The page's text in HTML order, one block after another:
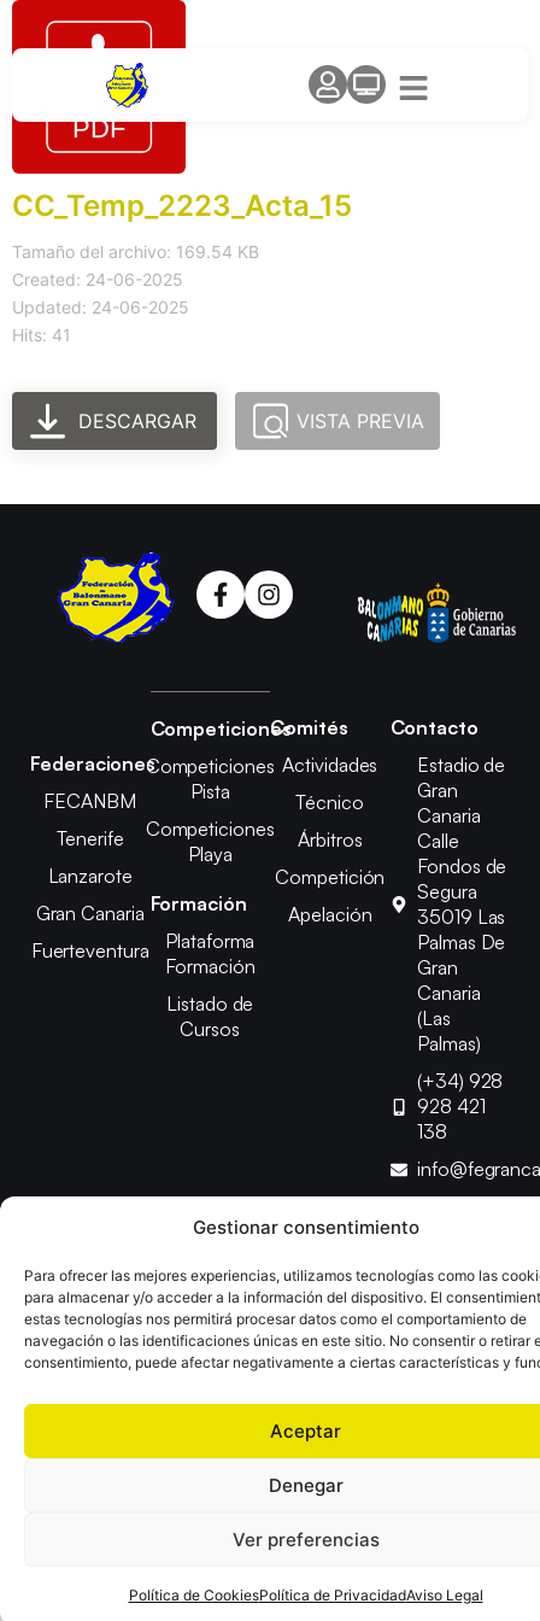
Gestionar consentimiento
Para ofrecer las mejores experiencias, utilizamos tecnologías como las
para almacenar y/o acceder a la información del dispositivo. El
estas tecnologías nos permitirá procesar datos como el comportamiento de
navegación o las identificaciones únicas en este sitio. No consentir o retirar
consentimiento, puede afectar negativamente a ciertas características y
Aceptar
Denegar
Ver preferencias
Política de CookiesPolítica de PrivacidadAviso Legal
CC_Temp_2223_Acta_15
Tamaño del archivo: 169.54 KB
Created: 24-06-2025
Updated: 24-06-2025
Hits: 41
DESCARGAR VISTA PREVIA
Federaciones
FECANBM
Tenerife
Lanzarote
Gran Canaria
Fuerteventura
Competiciones
Competiciones
Pista
Competiciones
Playa
Formación
Plataforma
Formación
Listado de
Cursos
Comités
Actividades
Técnico
Árbitros
Competición
Apelación
Contacto
Estadio de
Gran
Canaria
Calle
Fondos de
Segura
35019 Las
Palmas De
Gran
Canaria
(Las
Palmas)
(+34) 928
928 421
138
Desarrollado porTOOOLS
Aviso LegalPolítica de CookiesPolítica de Privacidad
Declaración de AccesibilidadPolítica de Ventas